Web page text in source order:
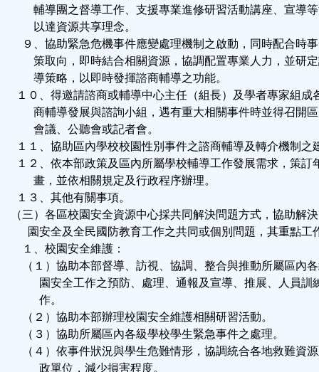
輔導團之督導工作、支援專業進修研習活動講座、宣導
以達資源共享理念。
９、協助緊急危機事件應變處理機制之啟動，同時配合時
策取向，即時結合相關資源，協調配置專業人力，並研
導策略，以即時發揮諮商輔導之功能。
１０、得邀請諮商或輔導中心主任（組長）及學者專家組成
商輔導發展與諮詢小組，遇有重大相關事件時並得召開
會議、公聽會或記者會。
１１、協助區內學校校園性別事件之諮商輔導及轉介機制之
１２、依本部政策及區內所屬學校輔導工作發展需求，策訂
畫，並依相關規定及行政程序辦理。
１３、其他有關事項。
（三）各區校園安全資源中心採共同解決問題方式，協助解
園安全及全民國防教育工作之共同或個別問題，其重點工
１、校園安全維護：
（１）協助本部督導、訪視、協調、整合與推動所屬區內
園安全工作之預防、處理、通報及宣導、推展、人員訓
作。
（２）協助本部辦理校園安全維護相關研習活動。
（３）協助所屬區內各級學校學生緊急事件之處理。
（４）依事件狀況與學生危難情形，協調統合各地救難資
政單位，減少損害程度。